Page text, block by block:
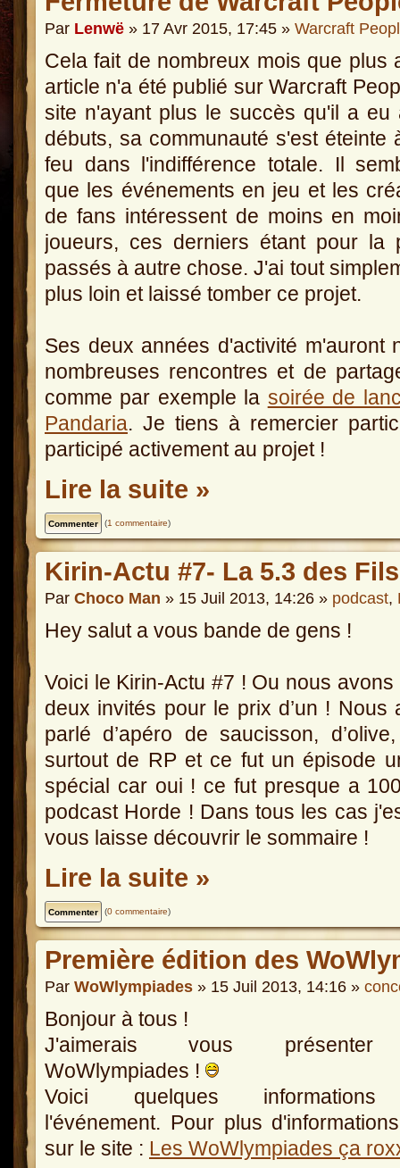
Par Lenwë » 17 Avr 2015, 17:45 » Warcraft
Cela fait de nombreux mois que plus
article n'a été publié sur Warcraft
site n'ayant plus le succès qu'il a eu
débuts, sa communauté s'est éteinte
feu dans l'indifférence totale. Il
que les événements en jeu et les
de fans intéressent de moins en
joueurs, ces derniers étant pour la
passés à autre chose. J'ai tout
plus loin et laissé tomber ce projet.
Ses deux années d'activité m'auront
nombreuses rencontres et de
comme par exemple la soirée de
Pandaria. Je tiens à remercier
participé activement au projet !
Lire la suite »
(1 commentaire)
Kirin-Actu #7- La 5.3 des
Par Choco Man » 15 Juil 2013, 14:26 » podcast,
Hey salut a vous bande de gens !
Voici le Kirin-Actu #7 ! Ou nous avons
deux invités pour le prix d’un ! Nous
parlé d’apéro de saucisson,
surtout de RP et ce fut un épisode
spécial car oui ! ce fut presque a
podcast Horde ! Dans tous les cas
vous laisse découvrir le sommaire !
Lire la suite »
(0 commentaire)
Première édition des
Par WoWlympiades » 15 Juil 2013, 14:16 »
Bonjour à tous !
J'aimerais vous
WoWlympiades !
Voici quelques
l'événement. Pour plus
sur le site : Les WoWlympiades ça